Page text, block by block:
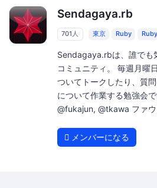
Sendagaya.rb
701人 東京 Ruby
Sendagaya.rbは、誰でも
コミュニティ。 毎週月曜
ついてトークしたり、質
について作業する勉強会
@fukajun, @tkawa ファ
メンバーになる